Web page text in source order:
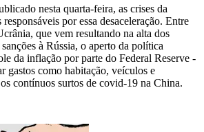
nesta quarta-feira, as crises da
por essa desaceleração. Entre
que vem resultando na alta dos
à Rússia, o aperto da política
da inflação por parte do Federal Reserve -
gastos como habitação, veículos e
contínuos surtos de covid-19 na China.